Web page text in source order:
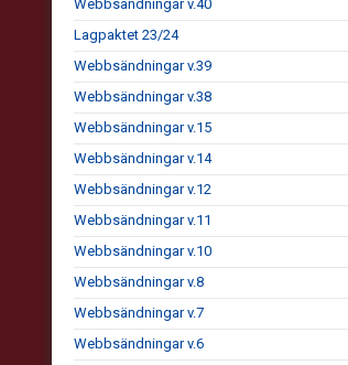
Webbsändningar v.40
Lagpaktet 23/24
Webbsändningar v.39
Webbsändningar v.38
Webbsändningar v.15
Webbsändningar v.14
Webbsändningar v.12
Webbsändningar v.11
Webbsändningar v.10
Webbsändningar v.8
Webbsändningar v.7
Webbsändningar v.6